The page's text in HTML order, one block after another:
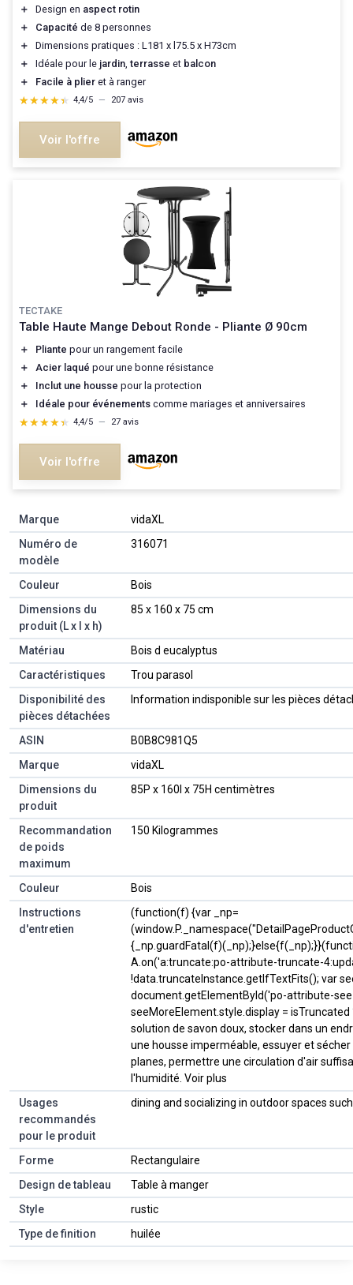
＋ Design en aspect rotin
＋
Capacité de 8 personnes
＋
Dimensions pratiques : L181 x l75.5 x H73cm
＋
Idéale pour le jardin terrasse et balcon
＋
Facile à plier et à ranger
★★★★★
★★★★★ 4,4/5 — 207 avis
Voir l'offre
TECTAKE
Table Haute Mange Debout Ronde - Pliante Ø 90cm
＋ Pliante pour un rangement facile
＋
Acier laqué pour une bonne résistance
＋
Inclut une housse pour la protection
＋
Idéale pour événements comme mariages et anniversaires
★★★★★
★★★★★ 4,4/5 — 27 avis
Voir l'offre
Marque
‎vidaXL
Numéro de
modèle
‎316071
Couleur
‎Bois
Dimensions du
produit (L x l x h)
‎85 x 160 x 75 cm
Matériau
‎Bois d eucalyptus
Caractéristiques
‎Trou parasol
Disponibilité des
pièces détachées
‎Information indisponible sur les pièces
ASIN
B0B8C981Q5
Marque
vidaXL
Dimensions du
produit
85P x 160l x 75H centimètres
Recommandation
de poids
maximum
150 Kilogrammes
Couleur
Bois
Instructions
d'entretien
(function(f) {var _np=
A.on('a:truncate:po-attribute-truncate-
!data.truncateInstance.getIfTextFits(); var
document.getElementById('po-attribute-
seeMoreElement.style.display = isTruncated
solution de savon doux, stocker dans un
une housse imperméable, essuyer et
planes, permettre une circulation d'air
l'humidité. Voir plus
Usages
recommandés
pour le produit
dining and socializing in outdoor spaces
Forme
Rectangulaire
Design de tableau
Table à manger
Style
rustic
Type de finition
huilée